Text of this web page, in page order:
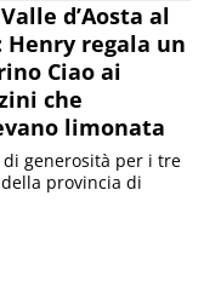
d’Aosta al
Henry regala un
Ciao ai
che
limonata
generosità per i tre
provincia di